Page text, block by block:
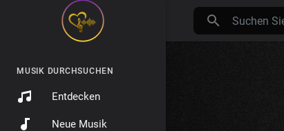
MUSIK DURCHSUCHEN
Entdecken
Neue Musik